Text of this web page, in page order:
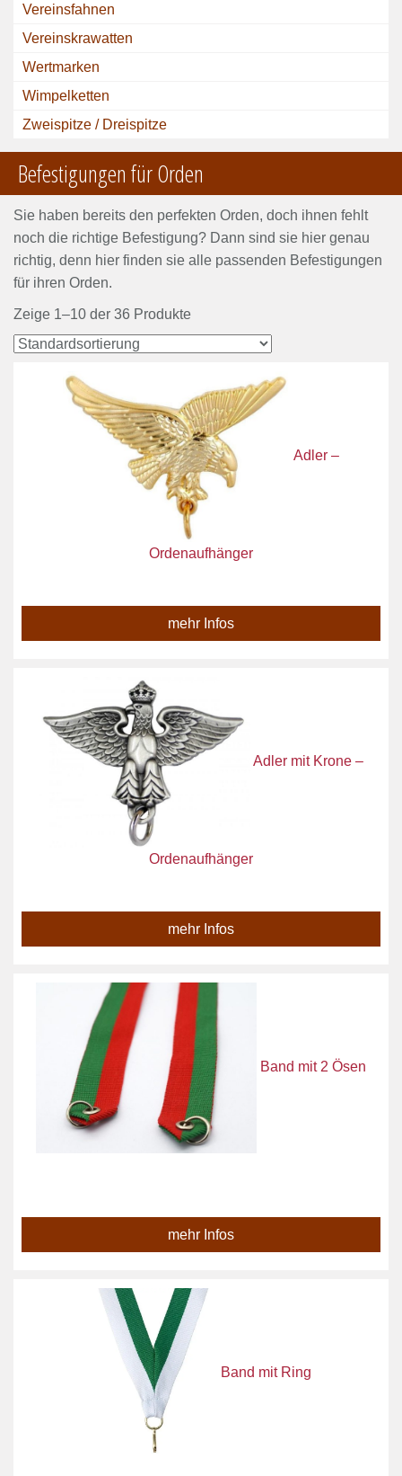
Vereinsfahnen
Vereinskrawatten
Wertmarken
Wimpelketten
Zweispitze / Dreispitze
Befestigungen für Orden
Sie haben bereits den perfekten Orden, doch ihnen fehlt
noch die richtige Befestigung? Dann sind sie hier genau
richtig, denn hier finden sie alle passenden Befestigungen
für ihren Orden.
Zeige 1–10 der 36 Produkte
Adler –
Ordenaufhänger
mehr Infos
Adler mit Krone –
Ordenaufhänger
mehr Infos
Band mit 2 Ösen
mehr Infos
Band mit Ring